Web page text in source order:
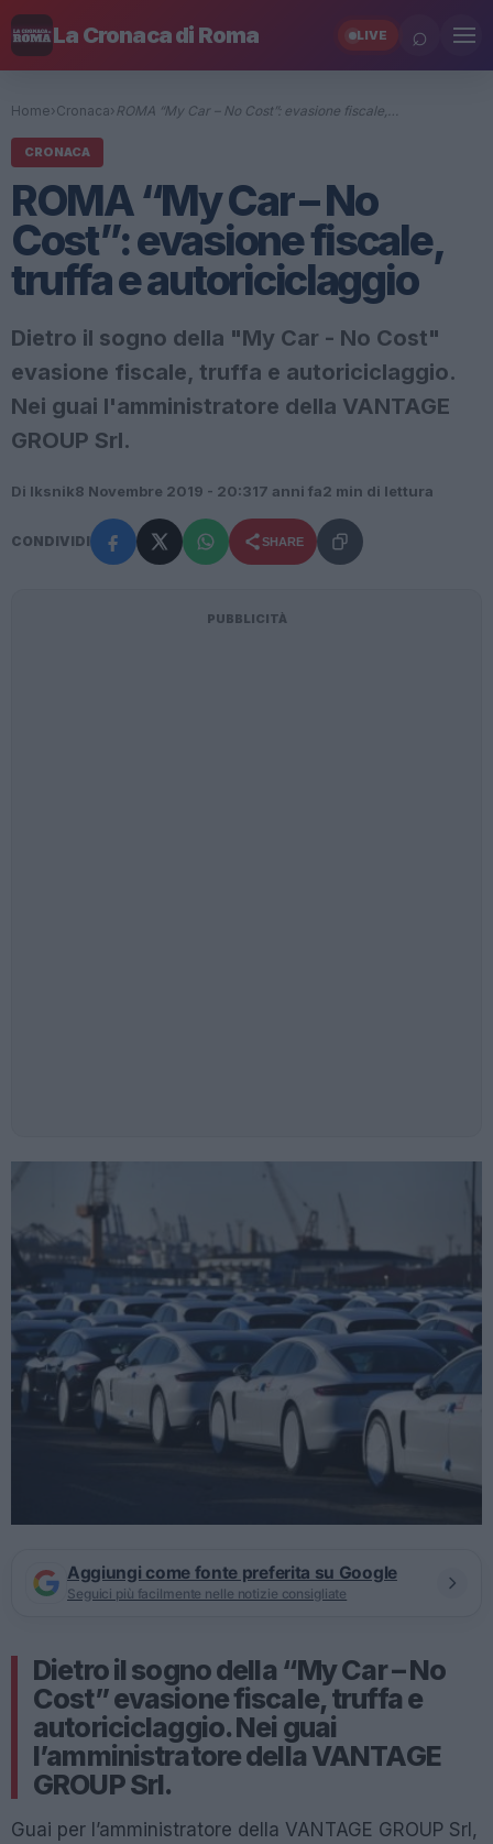
La Cronaca di Roma LIVE ⌕
Home› Cronaca› ROMA “My Car – No Cost”: evasione fiscale,…
CRONACA
ROMA “My Car – No
Cost”: evasione fiscale,
truffa e autoriciclaggio
Dietro il sogno della "My Car - No Cost"
evasione fiscale, truffa e autoriciclaggio.
Nei guai l'amministratore della VANTAGE
GROUP Srl.
Di Iksnik8 Novembre 2019 - 20:317 anni fa2 min di lettura
CONDIVIDI SHARE
PUBBLICITÀ
Aggiungi come fonte preferita su Google
Seguici più facilmente nelle notizie consigliate
Dietro il sogno della “My Car – No
Cost” evasione fiscale, truffa e
autoriciclaggio. Nei guai
l’amministratore della VANTAGE
GROUP Srl.
Guai per l’amministratore della VANTAGE GROUP Srl,